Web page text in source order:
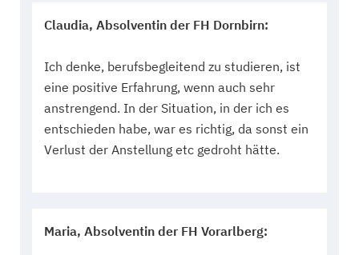
Claudia, Absolventin der FH Dornbirn:
Ich denke, berufsbegleitend zu studieren, ist
eine positive Erfahrung, wenn auch sehr
anstrengend. In der Situation, in der ich es
entschieden habe, war es richtig, da sonst ein
Verlust der Anstellung etc gedroht hätte.
Maria, Absolventin der FH Vorarlberg: